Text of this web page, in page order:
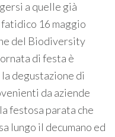
a quelle già
16 maggio
del Biodiversity
di festa è
degustazione di
da aziende
festosa parata che
lungo il decumano ed